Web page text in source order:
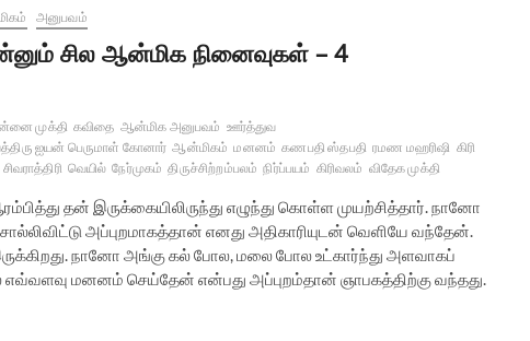
அனுபவம்
சில ஆன்மிக நினைவுகள் – 4
முக்தி கவிதை ஆன்மிக அனுபவம் ஊர்த்துவ
ஐயன் பெருமாள் கோனார் ஆன்மிகம் மனனம் கணபதி ஸ்தபதி ரமண மஹரிஷி கிரி
சிவராத்திரி வெயில் நேர்முகம் திருச்சிற்றம்பலம் நிர்ப்பயம் கிரிவலம் விதேக முக்தி
தன் இருக்கையிலிருந்து எழுந்து கொள்ள முயற்சித்தார். நானோ
அப்புறமாகத்தான் எனது அதிகாரியுடன் வெளியே வந்தேன்.
நானோ அங்கு கல் போல, மலை போல உட்கார்ந்து அளவாகப்
எவ்வளவு மனனம் செய்தேன் என்பது அப்புறம்தான் ஞாபகத்திற்கு வந்தது.